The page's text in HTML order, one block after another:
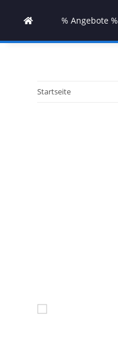
% Angebote %
Startseite